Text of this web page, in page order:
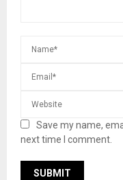
Save my name,
next time I comment.